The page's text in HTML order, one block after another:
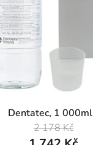
Dentatec, 1 000ml
2 178 Kč